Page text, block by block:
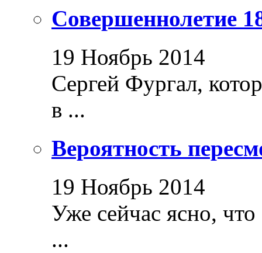
Совершеннолетие
19 Ноябрь 2014
Сергей Фургал,
в ...
Вероятность
19 Ноябрь 2014
Уже сейчас ясно,
...